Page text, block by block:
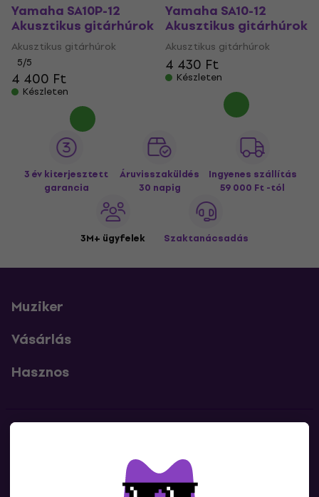
Yamaha SA10P-12
Akusztikus gitárhúrok
Akusztikus gitárhúrok
5/5
4 400 Ft
Készleten
Yamaha SA10-12
Akusztikus gitárhúrok
Akusztikus gitárhúrok
4 430 Ft
Készleten
3 év kiterjesztett
garancia
Áruvisszaküldés
30 napig
Ingyenes szállítás
59 000 Ft -tól
3M+ ügyfelek Szaktanácsadás
Muziker
Vásárlás
Hasznos
Lépj kapcsolatba velünk